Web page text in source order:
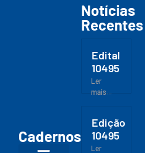
Cadernos
Notícias
Recentes
Edital
10495
Ler
mais...
Edição
10495
Ler